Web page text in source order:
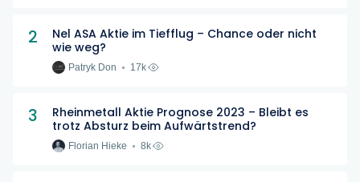
2
Nel ASA Aktie im Tiefflug – Chance oder nicht
wie weg?
Patryk Don 17k
3
Rheinmetall Aktie Prognose 2023 – Bleibt es
trotz Absturz beim Aufwärtstrend?
Florian Hieke 8k